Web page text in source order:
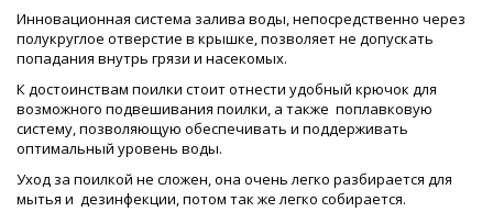
Инновационная система залива воды, непосредственно через
полукруглое отверстие в крышке, позволяет не допускать
попадания внутрь грязи и насекомых.
К достоинствам поилки стоит отнести удобный крючок для
возможного подвешивания поилки, а также поплавковую
систему, позволяющую обеспечивать и поддерживать
оптимальный уровень воды.
Уход за поилкой не сложен, она очень легко разбирается для
мытья и дезинфекции, потом так же легко собирается.